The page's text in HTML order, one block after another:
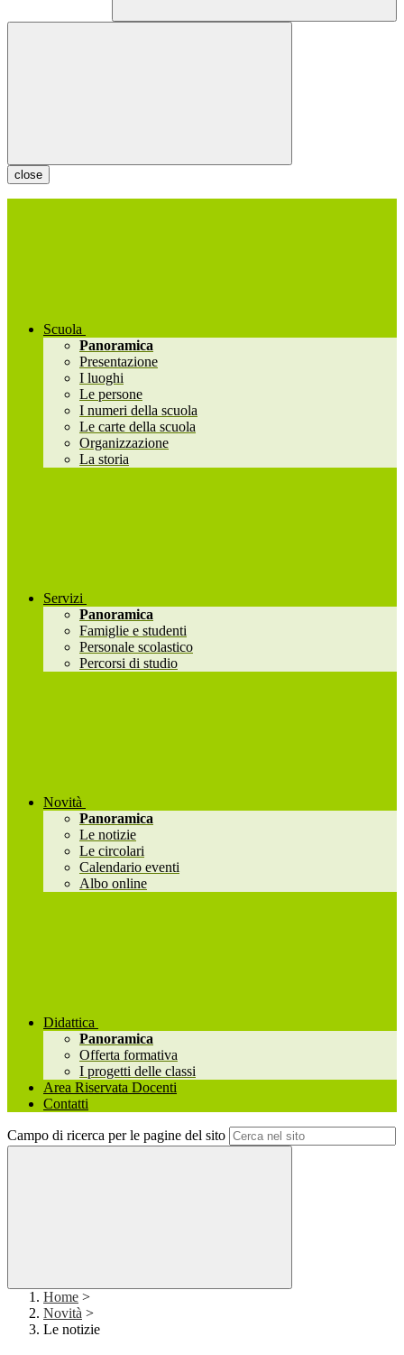
close
Scuola
Panoramica
Presentazione
I luoghi
Le persone
I numeri della scuola
Le carte della scuola
Organizzazione
La storia
Servizi
Panoramica
Famiglie e studenti
Personale scolastico
Percorsi di studio
Novità
Panoramica
Le notizie
Le circolari
Calendario eventi
Albo online
Didattica
Panoramica
Offerta formativa
I progetti delle classi
Area Riservata Docenti
Contatti
Campo di ricerca per le pagine del sito
Home >
Novità >
Le notizie